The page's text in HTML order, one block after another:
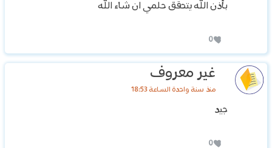
بأذن الله يتحقق حلمي ان شاء الله
0
غير معروف
منذ سنة واحدة الساعة 18:53
جيد
0